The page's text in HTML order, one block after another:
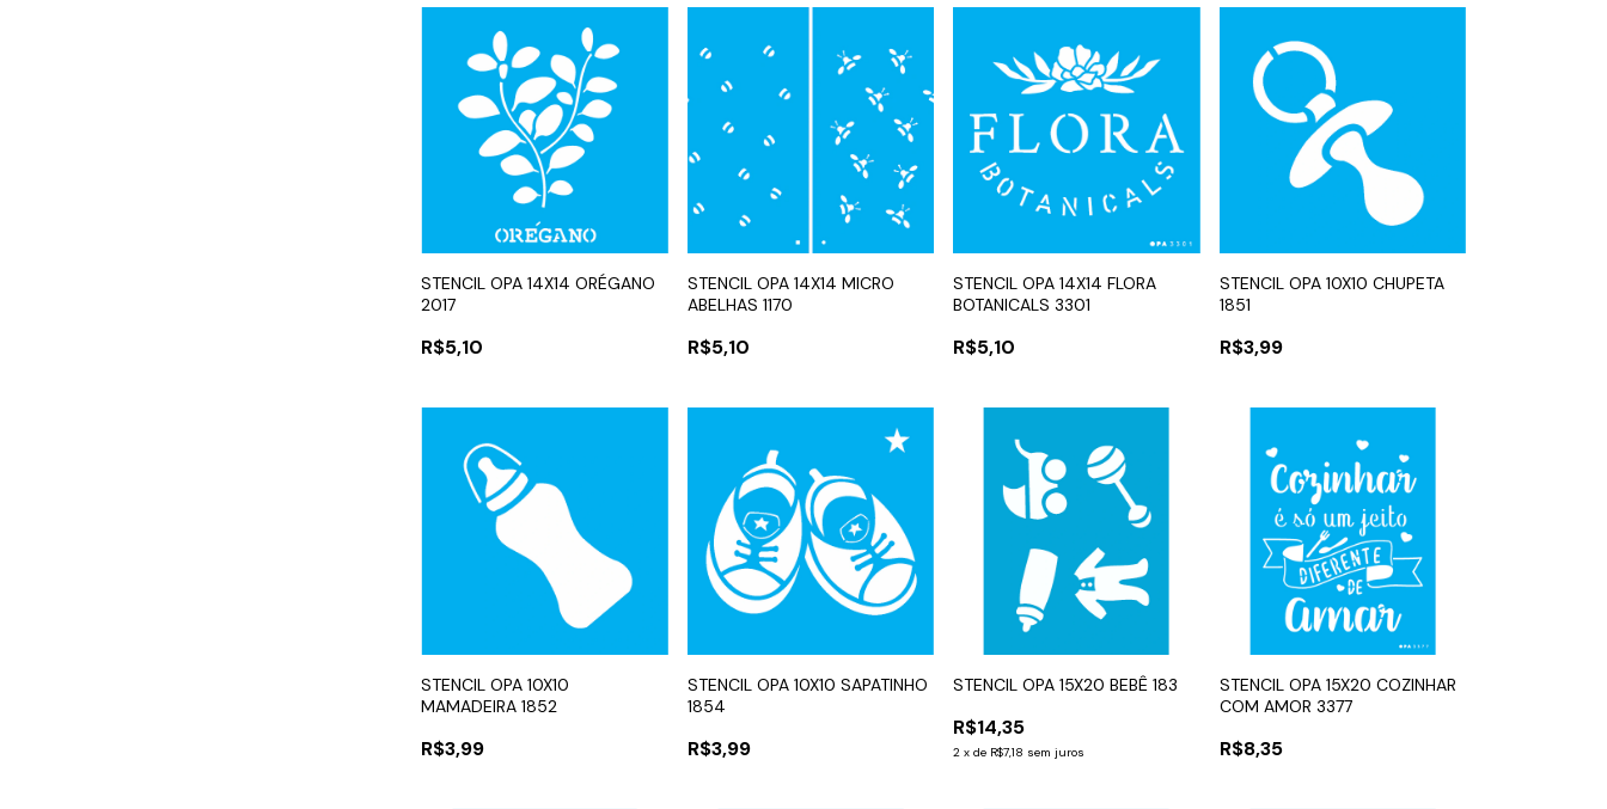
STENCIL OPA 14X14 ORÉGANO
2017
R$5,10
STENCIL OPA 14X14 MICRO
ABELHAS 1170
R$5,10
STENCIL OPA 14X14 FLORA
BOTANICALS 3301
R$5,10
STENCIL OPA 10X10 CHUPETA
1851
R$3,99
STENCIL OPA 10X10
MAMADEIRA 1852
R$3,99
STENCIL OPA 10X10 SAPATINHO
1854
R$3,99
STENCIL OPA 15X20 BEBÊ 183
R$14,35
2 xde R$7,18 sem juros
STENCIL OPA 15X20 COZINHAR
COM AMOR 3377
R$8,35